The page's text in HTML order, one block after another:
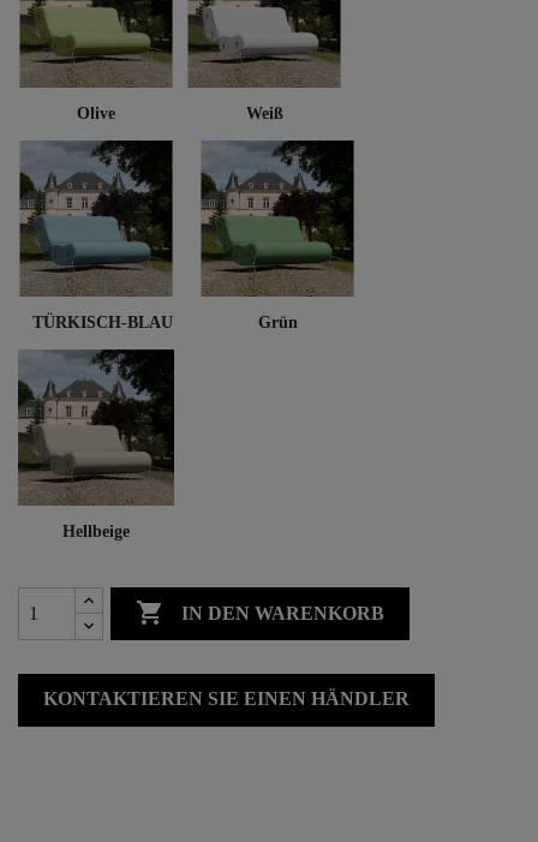
Olive Weiß
TÜRKISCH-BLAU Grün
Hellbeige
 IN DEN WARENKORB
KONTAKTIEREN SIE EINEN HÄNDLER